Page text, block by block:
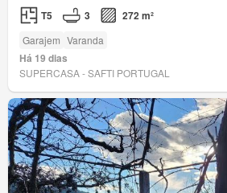
T5 3 272 m²
Garajem Varanda
Há 19 dias
SUPERCASA - SAFTI PORTUGAL